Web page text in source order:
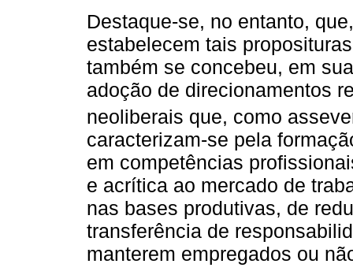
Destaque-se, no entanto,
estabelecem tais
também se concebeu, em
adoção de direcionamentos
neoliberais que, como
caracterizam-se pela
em competências
e acrítica ao mercado de
nas bases produtivas, de
transferência de
manterem empregados ou